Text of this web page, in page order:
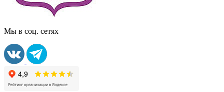
Мы в соц. сетях